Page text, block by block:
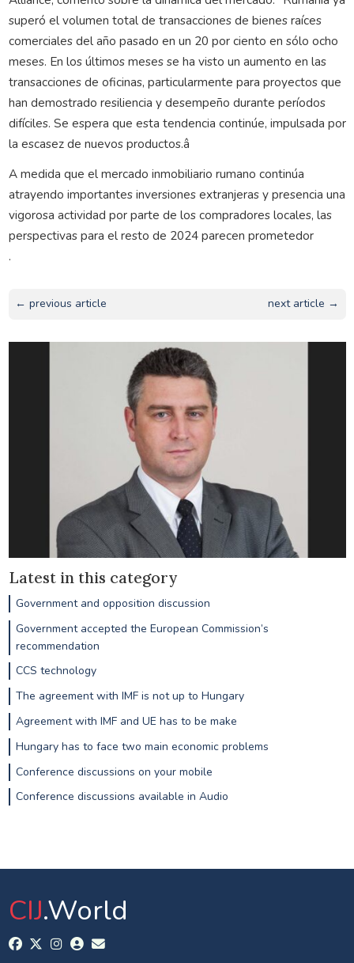
superó el volumen total de transacciones de bienes raíces
comerciales del año pasado en un 20 por ciento en sólo ocho
meses. En los últimos meses se ha visto un aumento en las
transacciones de oficinas, particularmente para proyectos que
han demostrado resiliencia y desempeño durante períodos
difíciles. Se espera que esta tendencia continúe, impulsada por
la escasez de nuevos productos.â
A medida que el mercado inmobiliario rumano continúa
atrayendo importantes inversiones extranjeras y presencia una
vigorosa actividad por parte de los compradores locales, las
perspectivas para el resto de 2024 parecen prometedor
.
← previous article next article →
Latest in this category
Government and opposition discussion
Government accepted the European Commission’s
recommendation
CCS technology
The agreement with IMF is not up to Hungary
Agreement with IMF and UE has to be make
Hungary has to face two main economic problems
Conference discussions on your mobile
Conference discussions available in Audio
CIJ.World